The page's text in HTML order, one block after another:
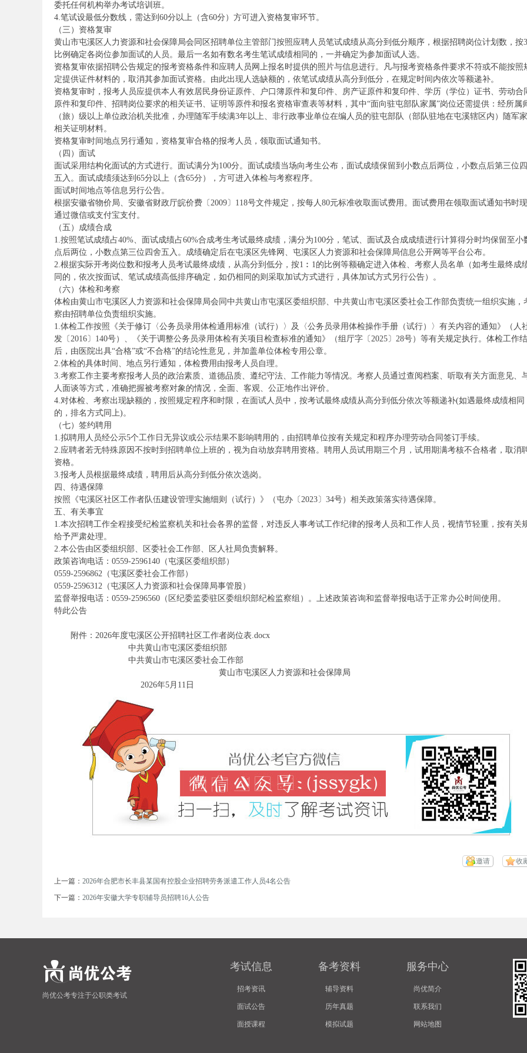
委托任何机构举办考试培训班。
4.笔试设最低分数线，需达到60分以上（含60分）方可进入资格复审环节。
（三）资格复审
黄山市屯溪区人力资源和社会保障局会同区招聘单位主管部门按照应聘人员笔试成绩从高分到低分顺序，根据招聘岗位计划数，按
比例确定各岗位参加面试的人员。最后一名如有数名考生笔试成绩相同的，一并确定为参加面试人选。
资格复审依据招聘公告规定的报考资格条件和应聘人员网上报名时提供的照片与信息进行。凡与报考资格条件要求不符或不能按照
定提供证件材料的，取消其参加面试资格。由此出现人选缺额的，依笔试成绩从高分到低分，在规定时间内依次等额递补。
资格复审时，报考人员应提供本人有效居民身份证原件、户口簿原件和复印件、房产证原件和复印件、学历（学位）证书、劳动合
原件和复印件、招聘岗位要求的相关证书、证明等原件和报名资格审查表等材料，其中“面向驻屯部队家属”岗位还需提供：经所属
（旅）级以上单位政治机关批准，办理随军手续满3年以上、非行政事业单位在编人员的驻屯部队（部队驻地在屯溪辖区内）随军
相关证明材料。
资格复审时间地点另行通知，资格复审合格的报考人员，领取面试通知书。
（四）面试
面试采用结构化面试的方式进行。面试满分为100分。面试成绩当场向考生公布，面试成绩保留到小数点后两位，小数点后第三位
五入。面试成绩须达到65分以上（含65分），方可进入体检与考察程序。
面试时间地点等信息另行公告。
根据安徽省物价局、安徽省财政厅皖价费〔2009〕118号文件规定，按每人80元标准收取面试费用。面试费用在领取面试通知书时
通过微信或支付宝支付。
（五）成绩合成
1.按照笔试成绩占40%、面试成绩占60%合成考生考试最终成绩，满分为100分，笔试、面试及合成成绩进行计算得分时均保留至小
点后两位，小数点第三位四舍五入。成绩确定后在屯溪区先锋网、屯溪区人力资源和社会保障局信息公开网等平台公布。
2.根据实际开考岗位数和报考人员考试最终成绩，从高分到低分，按1︰1的比例等额确定进入体检、考察人员名单（如考生最终成
同的，依次按面试、笔试成绩高低排序确定，如仍相同的则采取加试方式进行，具体加试方式另行公告）。
（六）体检和考察
体检由黄山市屯溪区人力资源和社会保障局会同中共黄山市屯溪区委组织部、中共黄山市屯溪区委社会工作部负责统一组织实施，
察由招聘单位负责组织实施。
1.体检工作按照《关于修订〈公务员录用体检通用标准（试行）〉及〈公务员录用体检操作手册（试行）〉有关内容的通知》（人
发〔2016〕140号）、《关于调整公务员录用体检有关项目检查标准的通知》（组厅字〔2025〕28号）等有关规定执行。体检工作
后，由医院出具“合格”或“不合格”的结论性意见，并加盖单位体检专用公章。
2.体检的具体时间、地点另行通知，体检费用由报考人员自理。
3.考察工作主要考察报考人员的政治素质、道德品质、遵纪守法、工作能力等情况。考察人员通过查阅档案、听取有关方面意见、
人面谈等方式，准确把握被考察对象的情况，全面、客观、公正地作出评价。
4.对体检、考察出现缺额的，按照规定程序和时限，在面试人员中，按考试最终成绩从高分到低分依次等额递补(如遇最终成绩相同
的，排名方式同上)。
（七）签约聘用
1.拟聘用人员经公示5个工作日无异议或公示结果不影响聘用的，由招聘单位按有关规定和程序办理劳动合同签订手续。
2.应聘者若无特殊原因不按时到招聘单位上班的，视为自动放弃聘用资格。聘用人员试用期三个月，试用期满考核不合格者，取消
资格。
3.报考人员根据最终成绩，聘用后从高分到低分依次选岗。
四、待遇保障
按照《屯溪区社区工作者队伍建设管理实施细则（试行）》（屯办〔2023〕34号）相关政策落实待遇保障。
五、有关事宜
1.本次招聘工作全程接受纪检监察机关和社会各界的监督，对违反人事考试工作纪律的报考人员和工作人员，视情节轻重，按有关
给予严肃处理。
2.本公告由区委组织部、区委社会工作部、区人社局负责解释。
政策咨询电话：0559-2596140（屯溪区委组织部）
0559-2596862（屯溪区委社会工作部）
0559-2596312（屯溪区人力资源和社会保障局事管股）
监督举报电话：0559-2596560（区纪委监委驻区委组织部纪检监察组）。上述政策咨询和监督举报电话于正常办公时间使用。
特此公告
附件：2026年度屯溪区公开招聘社区工作者岗位表.docx
中共黄山市屯溪区委组织部
中共黄山市屯溪区委社会工作部
黄山市屯溪区人力资源和社会保障局
2026年5月11日
收
邀请
上一篇： 2026年合肥市长丰县某国有控股企业招聘劳务派遣工作人员4名公告
下一篇： 2026年安徽大学专职辅导员招聘16人公告
尚优公考专注于公职类考试
考试信息
招考资讯
面试公告
面授课程
备考资料
辅导资料
历年真题
模拟试题
服务中心
尚优简介
联系我们
网站地图